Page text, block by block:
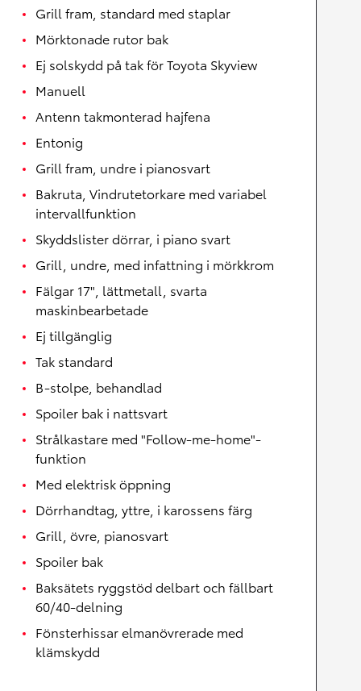
Grill fram, standard med staplar
Mörktonade rutor bak
Ej solskydd på tak för Toyota Skyview
Manuell
Antenn takmonterad hajfena
Entonig
Grill fram, undre i pianosvart
Bakruta, Vindrutetorkare med variabel
intervallfunktion
Skyddslister dörrar, i piano svart
Grill, undre, med infattning i mörkkrom
Fälgar 17", lättmetall, svarta
maskinbearbetade
Ej tillgänglig
Tak standard
B-stolpe, behandlad
Spoiler bak i nattsvart
Strålkastare med "Follow-me-home"-
funktion
Med elektrisk öppning
Dörrhandtag, yttre, i karossens färg
Grill, övre, pianosvart
Spoiler bak
Baksätets ryggstöd delbart och fällbart
60/40-delning
Fönsterhissar elmanövrerade med
klämskydd